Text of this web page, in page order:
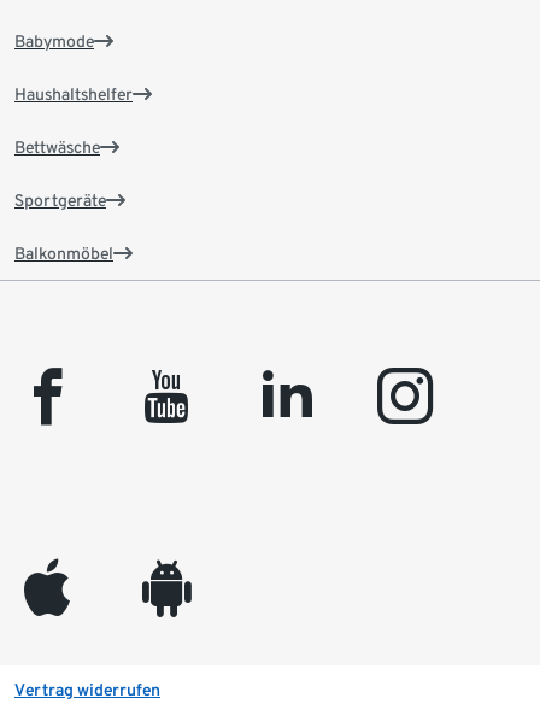
Babymode
Haushaltshelfer
Bettwäsche
Sportgeräte
Balkonmöbel
facebook youtube linkedin instagram
appleinc android
Vertrag widerrufen